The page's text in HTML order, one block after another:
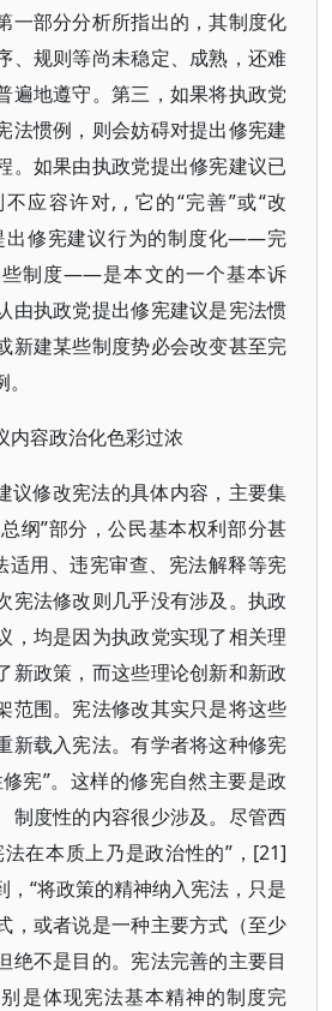
一部分分析所指出的，其制度化
、规则等尚未稳定、成熟，还难
遍地遵守。第三，如果将执政党
法惯例，则会妨碍对提出修宪建
。如果由执政党提出修宪建议已
应容许对, , 它的“完善”或“改
出修宪建议行为的制度化——完
制度——是本文的一个基本诉
由执政党提出修宪建议是宪法惯
新建某些制度势必会改变甚至完
内容政治化色彩过浓
议修改宪法的具体内容，主要集
纲”部分，公民基本权利部分甚
适用、违宪审查、宪法解释等宪
宪法修改则几乎没有涉及。执政
，均是因为执政党实现了相关理
新政策，而这些理论创新和新政
范围。宪法修改其实只是将这些
新载入宪法。有学者将这种修宪
宪”。这样的修宪自然主要是政
制度性的内容很少涉及。尽管西
在本质上乃是政治性的”，[21]
，“将政策的精神纳入宪法，只是
，或者说是一种主要方式（至少
绝不是目的。宪法完善的主要目
是体现宪法基本精神的制度完